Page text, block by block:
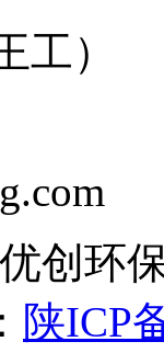
工）
创环
陕ICP